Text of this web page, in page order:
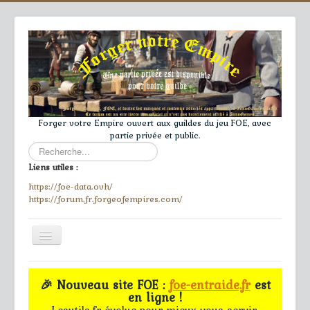
Forger votre Empire ouvert aux guildes du jeu FOE, avec
partie privée et public.
Rechercher
Liens utiles :
https://foe-data.ovh/
https://forum.fr.forgeofempires.com/
Toggle
Navigation
≡
Accueil
🎉 Nouveau site FOE :foe-entraide.frest
en ligne !